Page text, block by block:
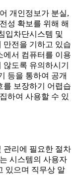
개인정보가 분실,
성 확보를 위해 해
입차단시스템 및
만전을 기하고 있습
에서 컴퓨터를 이용
도록 유의하시기
등을 통하여 공개
를 보장하기 어렵습
하여 사용할 수 있
관리에 필요한 절차
시스템의 사용자
있으며 직무상 알